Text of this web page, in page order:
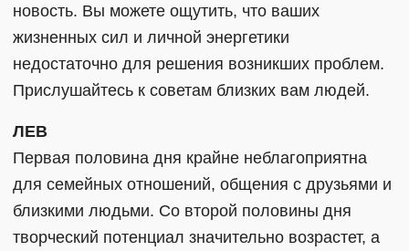
новость. Вы можете ощутить, что ваших
жизненных сил и личной энергетики
недостаточно для решения возникших проблем.
Прислушайтесь к советам близких вам людей.
ЛЕВ
Первая половина дня крайне неблагоприятна
для семейных отношений, общения с друзьями и
близкими людьми. Со второй половины дня
творческий потенциал значительно возрастет, а